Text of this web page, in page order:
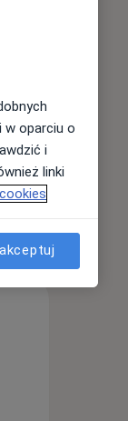
w oparciu o
i
linki